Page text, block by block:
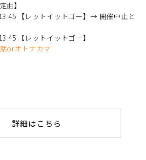
曲】
【レットイットゴー】→ 開催中止と
【レットイットゴー】
orオトナカマ
詳細はこちら